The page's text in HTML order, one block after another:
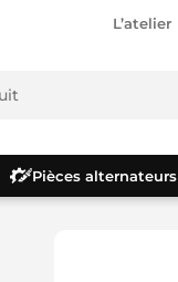
L’atelier
Pièces alternateurs